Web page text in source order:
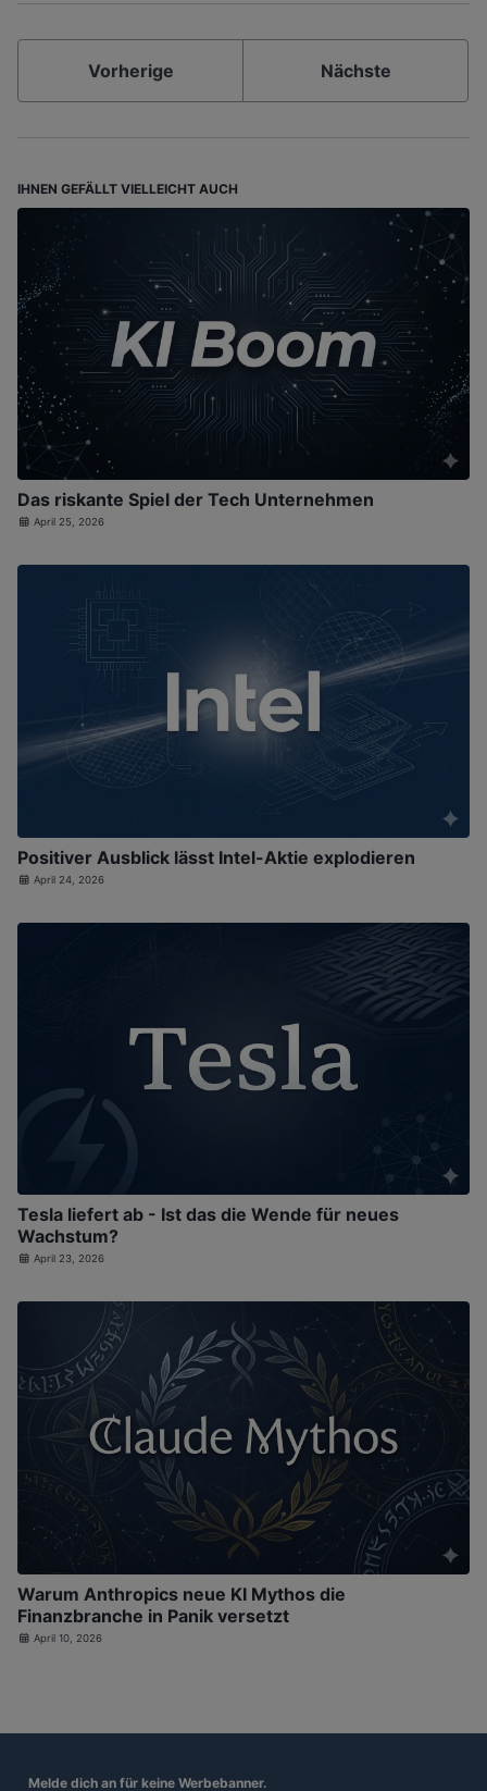
Vorherige Nächste
IHNEN GEFÄLLT VIELLEICHT AUCH
Das riskante Spiel der Tech Unternehmen
April 25, 2026
Positiver Ausblick lässt Intel-Aktie explodieren
April 24, 2026
Tesla liefert ab - Ist das die Wende für neues
Wachstum?
April 23, 2026
Warum Anthropics neue KI Mythos die
Finanzbranche in Panik versetzt
April 10, 2026
Melde dich an für keine Werbebanner.